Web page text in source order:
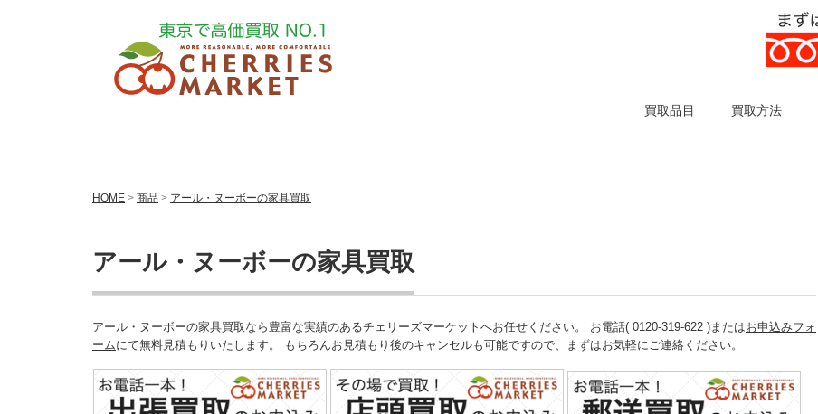
買取品目 買取方法
HOME > 商品 > アール・ヌーボーの家具買取
アール・ヌーボーの家具買取
アール・ヌーボーの家具買取なら豊富な実績のあるチェリーズマーケットへお任せください。 お電話( 0120-319-622 )またはお申込みフォ
ームにて無料見積もりいたします。 もちろんお見積もり後のキャンセルも可能ですので、まずはお気軽にご連絡ください。